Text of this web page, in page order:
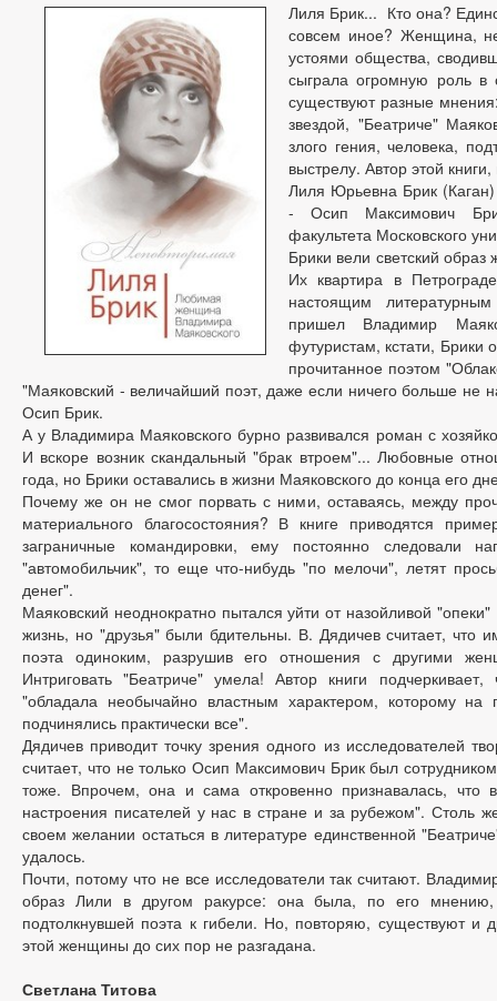
Лиля Брик... Кто она?
совсем иное? Женщина,
устоями общества,
сыграла огромную роль в
существуют разные
звездой, "Беатриче"
злого гения, человека,
выстрелу. Автор этой
Лиля Юрьевна Брик
- Осип Максимович
факультета Московского
Брики вели светский образ
Их квартира в
настоящим
пришел Владимир
футуристам, кстати, Брики
прочитанное поэтом
"Маяковский - величайший поэт, даже если ничего больше не
Осип Брик.
А у Владимира Маяковского бурно развивался роман с
И вскоре возник скандальный "брак втроем"... Любовные
года, но Брики оставались в жизни Маяковского до конца его
Почему же он не смог порвать с ними, оставаясь, между
материального благосостояния? В книге приводятся
заграничные командировки, ему постоянно следовали
"автомобильчик", то еще что-нибудь "по мелочи", летят
денег".
Маяковский неоднократно пытался уйти от назойливой
жизнь, но "друзья" были бдительны. В. Дядичев считает, что
поэта одиноким, разрушив его отношения с другими
Интриговать "Беатриче" умела! Автор книги
"обладала необычайно властным характером, которому на
подчинялись практически все".
Дядичев приводит точку зрения одного из исследователей
считает, что не только Осип Максимович Брик был
тоже. Впрочем, она и сама откровенно признавалась, что
настроения писателей у нас в стране и за рубежом". Столь
своем желании остаться в литературе единственной
удалось.
Почти, потому что не все исследователи так считают.
образ Лили в другом ракурсе: она была, по его
подтолкнувшей поэта к гибели. Но, повторяю, существуют и
этой женщины до сих пор не разгадана.
Светлана Титова